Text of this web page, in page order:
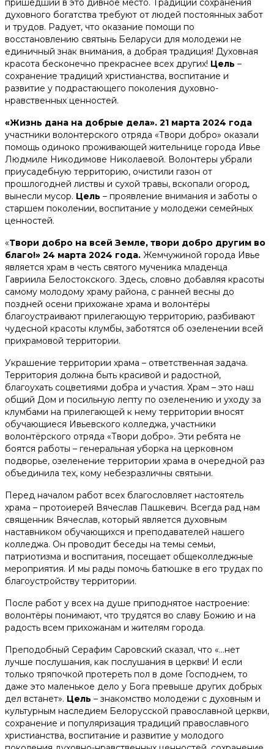
пришедший в это дивное место. Традиции сохранения
духовного богатства требуют от людей постоянных забот
и трудов. Радует, что оказание помощи по
восстановлению святынь Беларуси для молодежи не
единичный знак внимания, а добрая традиция! Духовная
красота бесконечно прекраснее всех других! Цель –
сохранение традиций христианства, воспитание и
развитие у подрастающего поколения духовно-
нравственных ценностей.
«Жизнь дана на добрые дела». 21 марта 2024 года
участники волонтерского отряда «Твори добро» оказали
помощь одиноко проживающей жительнице города Ивье
Людмиле Никодимове Николаевой. Волонтеры убрали
приусадебную территорию, очистили газон от
прошлогодней листвы и сухой травы, вскопали огород,
вынесли мусор. Цель – проявление внимания и заботы о
старшем поколении, воспитание у молодежи семейных
ценностей.
«Твори добро на всей Земле, твори добро другим во
благо!» 24 марта 2024 года. Жемчужиной города Ивье
является храм в честь святого мученика младенца
Гавриила Белостокского. Здесь, словно добавляя красоты
самому молодому храму района, с ранней весны до
поздней осени прихожане храма и волонтёры
благоустраивают прилегающую территорию, разбивают
чудесной красоты клумбы, заботятся об озеленении всей
прихрамовой территории.
Украшение территории храма – ответственная задача.
Территория должна быть красивой и радостной,
благоухать соцветиями добра и участия. Храм – это наш
общий Дом и посильную лепту по озеленению и уходу за
клумбами на прилегающей к нему территории вносят
обучающиеся Ивьевского колледжа, участники
волонтёрского отряда «Твори добро». Эти ребята не
боятся работы – генеральная уборка на церковном
подворье, озеленение территории храма в очередной раз
объединила тех, кому небезразличны святыни.
Перед началом работ всех благословляет настоятель
храма – протоиерей Вячеслав Пашкевич. Всегда рад нам
священник Вячеслав, который является духовным
наставником обучающихся и преподавателей нашего
колледжа. Он проводит беседы на темы семьи,
патриотизма и воспитания, посещает общеколледжные
мероприятия. И мы рады помочь батюшке в его трудах по
благоустройству территории.
После работ у всех на душе приподнятое настроение:
волонтёры понимают, что трудятся во славу Божию и на
радость всем прихожанам и жителям города.
Преподобный Серафим Саровский сказал, что «…нет
лучше послушания, как послушания в церкви! И если
только тряпочкой протереть пол в доме Господнем, то
даже это маленькое дело у Бога превыше других добрых
дел встанет». Цель – знакомство молодежи с духовным и
культурным наследием Белорусской православной церкви,
сохранение и популяризация традиций православного
христианства, воспитание и развитие у молодого